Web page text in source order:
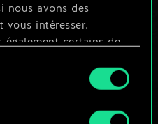
nous avons des
vous intéresser.
également certains de
seront appliqués
la communauté